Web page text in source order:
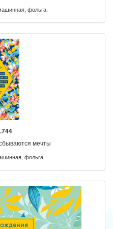
фольга.
мечты
фольга.